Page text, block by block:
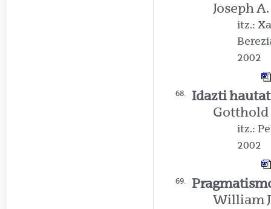
Joseph
itz.:
2002
68.
Idazti
Gotthold
itz.:
2002
69.
William